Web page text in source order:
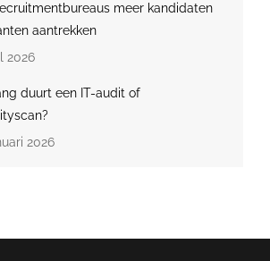
meer kandidaten
aantrekken
2026
duurt een IT-audit of
2026